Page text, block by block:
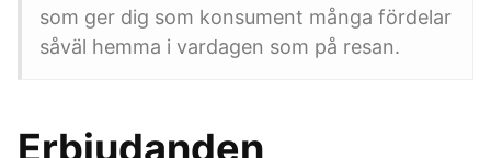
som ger dig som konsument många fördelar
såväl hemma i vardagen som på resan.
Erbjudanden